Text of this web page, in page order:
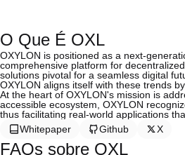
O Que É OXL
OXYLON is positioned as a next-
comprehensive platform for
solutions pivotal for a seamless digital
OXYLON aligns itself with these trends
At the heart of OXYLON's mission is
accessible ecosystem, OXYLON
thus facilitating real-world applications
Whitepaper
Github X
FAQs sobre OXL